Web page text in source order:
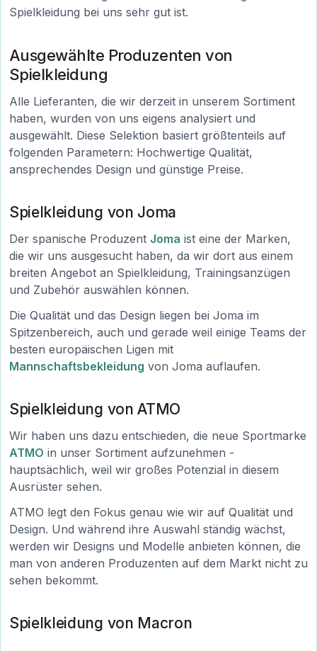
Spielkleidung bei uns sehr gut ist.
Ausgewählte Produzenten von
Spielkleidung
Alle Lieferanten, die wir derzeit in unserem Sortiment
haben, wurden von uns eigens analysiert und
ausgewählt. Diese Selektion basiert größtenteils auf
folgenden Parametern: Hochwertige Qualität,
ansprechendes Design und günstige Preise.
Spielkleidung von Joma
Der spanische Produzent Joma ist eine der Marken,
die wir uns ausgesucht haben, da wir dort aus einem
breiten Angebot an Spielkleidung, Trainingsanzügen
und Zubehör auswählen können.
Die Qualität und das Design liegen bei Joma im
Spitzenbereich, auch und gerade weil einige Teams der
besten europäischen Ligen mit
Mannschaftsbekleidung von Joma auflaufen.
Spielkleidung von ATMO
Wir haben uns dazu entschieden, die neue Sportmarke
ATMO in unser Sortiment aufzunehmen -
hauptsächlich, weil wir großes Potenzial in diesem
Ausrüster sehen.
ATMO legt den Fokus genau wie wir auf Qualität und
Design. Und während ihre Auswahl ständig wächst,
werden wir Designs und Modelle anbieten können, die
man von anderen Produzenten auf dem Markt nicht zu
sehen bekommt.
Spielkleidung von Macron